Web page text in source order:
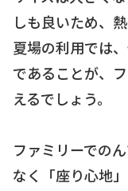
しも良いため、
夏場の利用では、
であることが、
えるでしょう。
ファミリーでの
なく「座り心地